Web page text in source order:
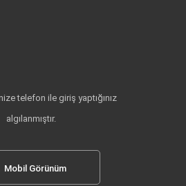
telefon ile giriş yaptığınız
algılanmıştır.
Mobil Görünüm